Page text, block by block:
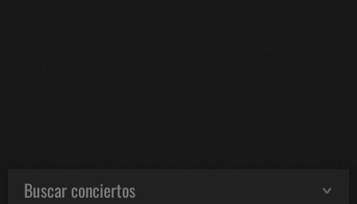
Buscar conciertos